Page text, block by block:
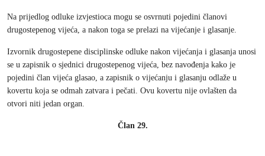
Na prijedlog odluke izvjestioca mogu se osvrnuti pojedini članovi
drugostepenog vijeća, a nakon toga se prelazi na vijećanje i glasanje.
Izvornik drugostepene disciplinske odluke nakon vijećanja i glasanja unosi
se u zapisnik o sjednici drugostepenog vijeća, bez navođenja kako je
pojedini član vijeća glasao, a zapisnik o vijećanju i glasanju odlaže u
kovertu koja se odmah zatvara i pečati. Ovu kovertu nije ovlašten da
otvori niti jedan organ.
Član 29.